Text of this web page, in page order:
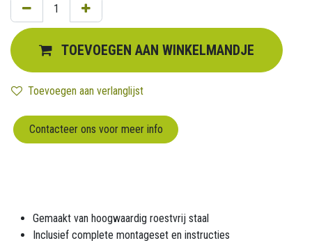
TOEVOEGEN AAN WINKELMANDJE
Toevoegen aan verlanglijst
Contacteer ons voor meer info
Gemaakt van hoogwaardig roestvrij staal
Inclusief complete montageset en instructies